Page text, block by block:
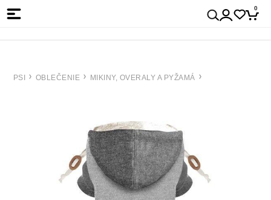
0
PSI OBLEČENIE MIKINY, OVERALY A PYŽAMÁ